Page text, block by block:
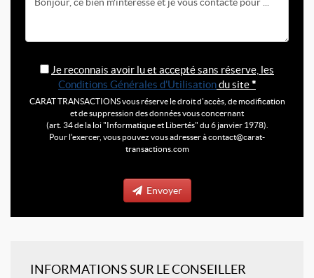
Je reconnais avoir lu et accepté sans réserve, les
Conditions Générales d'Utilisationdu site*
CARAT TRANSACTIONS vous réserve le droit d'accès, de modification
et de suppression des données vous concernant
(art. 34 de la loi "Informatique et Libertés" du 6 janvier 1978).
Pour l'exercer, vous pouvez vous adresser à contact@carat-
transactions.com
Envoyer
INFORMATIONS SUR LE CONSEILLER